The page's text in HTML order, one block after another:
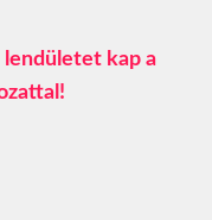
lendületet kap a